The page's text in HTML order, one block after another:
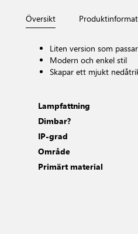
Översikt
Liten version som
Modern och enkel stil
Skapar ett mjukt
Lampfattning
Dimbar?
IP-grad
Område
Primärt material